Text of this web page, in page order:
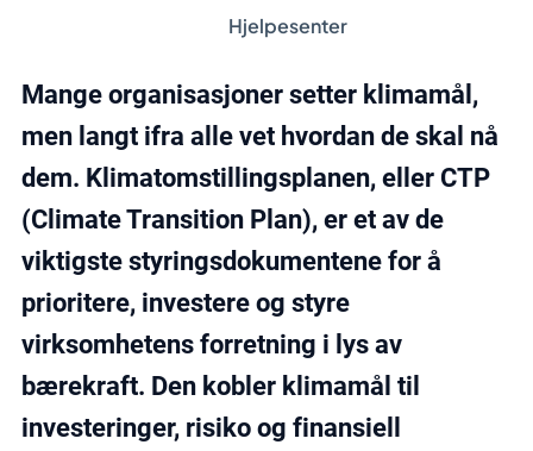
Hjelpesenter
Mange organisasjoner setter klimamål,
men langt ifra alle vet hvordan de skal nå
dem. Klimatomstillingsplanen, eller CTP
(Climate Transition Plan), er et av de
viktigste styringsdokumentene for å
prioritere, investere og styre
virksomhetens forretning i lys av
bærekraft. Den kobler klimamål til
investeringer, risiko og finansiell